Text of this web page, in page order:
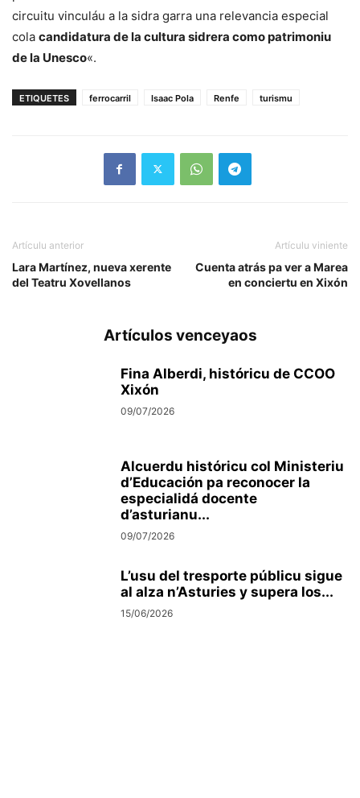
circuitu vinculáu a la sidra garra una relevancia especial
cola candidatura de la cultura sidrera como patrimoniu
de la Unesco«.
ETIQUETES ferrocarril Isaac Pola Renfe turismu
Artículu anterior
Lara Martínez, nueva xerente
del Teatru Xovellanos
Artículu viniente
Cuenta atrás pa ver a Marea
en conciertu en Xixón
Artículos venceyaos
Fina Alberdi, históricu de CCOO
Xixón
09/07/2026
Alcuerdu históricu col Ministeriu
d’Educación pa reconocer la
especialidá docente
d’asturianu...
09/07/2026
L’usu del tresporte públicu sigue
al alza n’Asturies y supera los...
15/06/2026